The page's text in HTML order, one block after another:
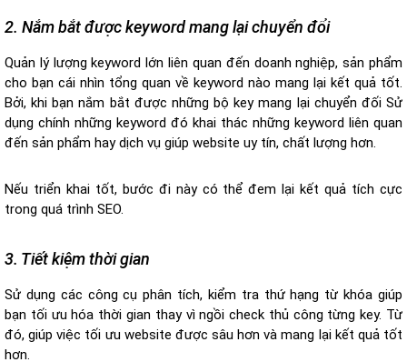
2. Nắm bắt được keyword mang lại chuyển đổi
Quản lý lượng keyword lớn liên quan đến doanh nghiệp, sản phẩm
cho bạn cái nhìn tổng quan về keyword nào mang lại kết quả tốt.
Bởi, khi bạn nắm bắt được những bộ key mang lại chuyển đối Sử
dụng chính những keyword đó khai thác những keyword liên quan
đến sản phẩm hay dịch vụ giúp website uy tín, chất lượng hơn.
Nếu triển khai tốt, bước đi này có thể đem lại kết quả tích cực
trong quá trình SEO.
3. Tiết kiệm thời gian
Sử dụng các công cụ phân tích, kiểm tra thứ hạng từ khóa giúp
bạn tối ưu hóa thời gian thay vì ngồi check thủ công từng key. Từ
đó, giúp việc tối ưu website được sâu hơn và mang lại kết quả tốt
hơn.